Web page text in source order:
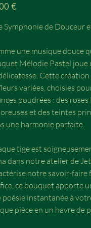
€
Symphonie de Douceur
une musique douce
Mélodie Pastel
Cette
variées, choisies
poudrées : des
et des teintes
une harmonie parfaite.
tige est
dans notre atelier de
notre savoir-faire
ce bouquet apporte
poésie instantanée à
pièce en un havre de